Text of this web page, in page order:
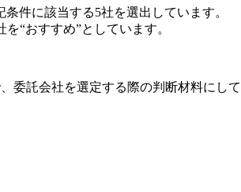
件に該当する5社を選出しています。
“おすすめ”としています。
委託会社を選定する際の判断材料にして